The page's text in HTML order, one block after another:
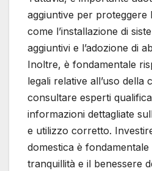
aggiuntive per proteggere
come l’installazione di
aggiuntivi e l’adozione di
Inoltre, è fondamentale
legali relative all’uso della
consultare esperti
informazioni dettagliate
e utilizzo corretto.
domestica è
tranquillità e il benessere